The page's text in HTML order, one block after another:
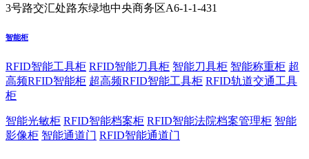
3号路交汇处路东绿地中央商务区A6-1-1-431
智能柜
RFID智能工具柜 RFID智能刀具柜 智能刀具柜 智能称重柜 超
高频RFID智能柜 超高频RFID智能工具柜 RFID轨道交通工具
柜
智能光敏柜 RFID智能档案柜 RFID智能法院档案管理柜 智能
影像柜 智能通道门 RFID智能通道门